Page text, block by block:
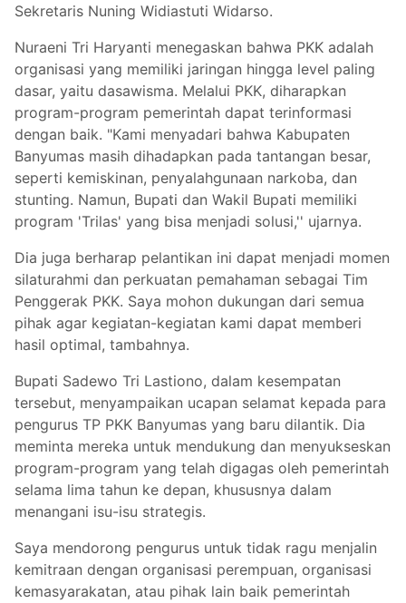
Sekretaris Nuning Widiastuti Widarso.
Nuraeni Tri Haryanti menegaskan bahwa PKK adalah
organisasi yang memiliki jaringan hingga level paling
dasar, yaitu dasawisma. Melalui PKK, diharapkan
program-program pemerintah dapat terinformasi
dengan baik. "Kami menyadari bahwa Kabupaten
Banyumas masih dihadapkan pada tantangan besar,
seperti kemiskinan, penyalahgunaan narkoba, dan
stunting. Namun, Bupati dan Wakil Bupati memiliki
program 'Trilas' yang bisa menjadi solusi,'' ujarnya.
Dia juga berharap pelantikan ini dapat menjadi momen
silaturahmi dan perkuatan pemahaman sebagai Tim
Penggerak PKK. Saya mohon dukungan dari semua
pihak agar kegiatan-kegiatan kami dapat memberi
hasil optimal, tambahnya.
Bupati Sadewo Tri Lastiono, dalam kesempatan
tersebut, menyampaikan ucapan selamat kepada para
pengurus TP PKK Banyumas yang baru dilantik. Dia
meminta mereka untuk mendukung dan menyukseskan
program-program yang telah digagas oleh pemerintah
selama lima tahun ke depan, khususnya dalam
menangani isu-isu strategis.
Saya mendorong pengurus untuk tidak ragu menjalin
kemitraan dengan organisasi perempuan, organisasi
kemasyarakatan, atau pihak lain baik pemerintah